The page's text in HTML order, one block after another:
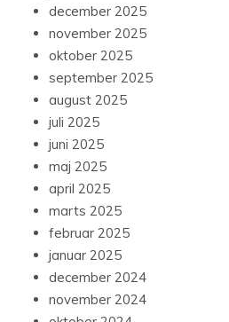
december 2025
november 2025
oktober 2025
september 2025
august 2025
juli 2025
juni 2025
maj 2025
april 2025
marts 2025
februar 2025
januar 2025
december 2024
november 2024